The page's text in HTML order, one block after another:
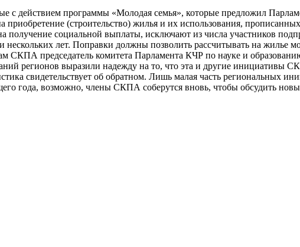
с действием программы «Молодая семья», которые предложил
(строительство) жилья и их использования,
получение социальной выплаты, исключают из числа участников
нескольких лет. Поправки должны позволить рассчитывать на жилье
СКПА председатель комитета Парламента КЧР по науке и
регионов выразили надежду на то, что эта и другие
свидетельствует об обратном. Лишь малая часть региональных
года, возможно, члены СКПА соберутся вновь, чтобы обсудить